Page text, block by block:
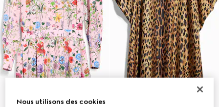
Nous utilisons des cookies